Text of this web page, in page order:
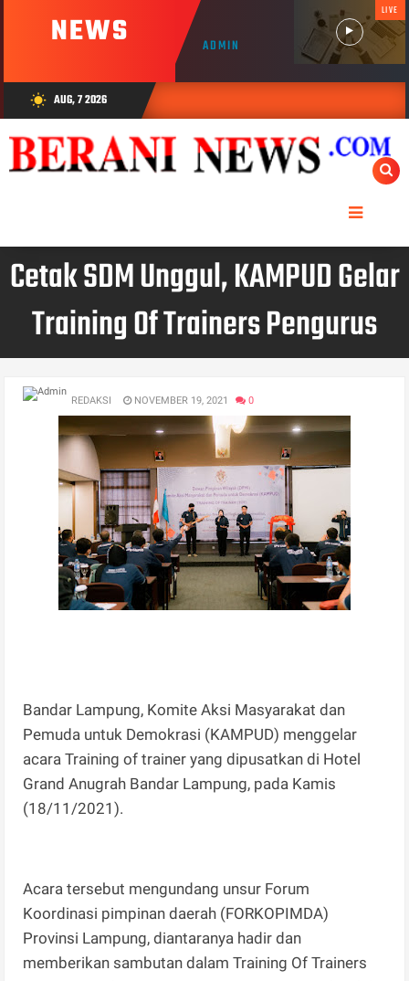
NEWS ADMIN
LIVE
wb_sunny AUG, 7 2026
Cetak SDM Unggul, KAMPUD Gelar
Training Of Trainers Pengurus
REDAKSI NOVEMBER 19, 2021 0
Bandar Lampung, Komite Aksi Masyarakat dan
Pemuda untuk Demokrasi (KAMPUD) menggelar
acara Training of trainer yang dipusatkan di Hotel
Grand Anugrah Bandar Lampung, pada Kamis
(18/11/2021).
Acara tersebut mengundang unsur Forum
Koordinasi pimpinan daerah (FORKOPIMDA)
Provinsi Lampung, diantaranya hadir dan
memberikan sambutan dalam Training Of Trainers